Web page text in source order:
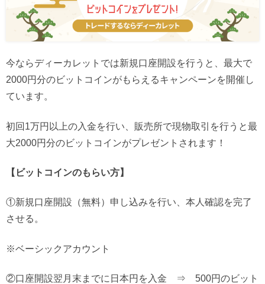
今ならディーカレットでは新規口座開設を行うと、最大で
2000円分のビットコインがもらえるキャンペーンを開催し
ています。
初回1万円以上の入金を行い、販売所で現物取引を行うと最
大2000円分のビットコインがプレゼントされます！
【ビットコインのもらい方】
①新規口座開設（無料）申し込みを行い、本人確認を完了
させる。
※ベーシックアカウント
②口座開設翌月末までに日本円を入金 ⇒ 500円のビット